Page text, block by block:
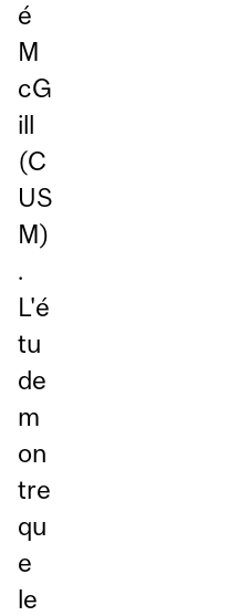
é
M
cG
ill
(C
US
M)
.
L'é
tu
de
m
on
tre
qu
e
le